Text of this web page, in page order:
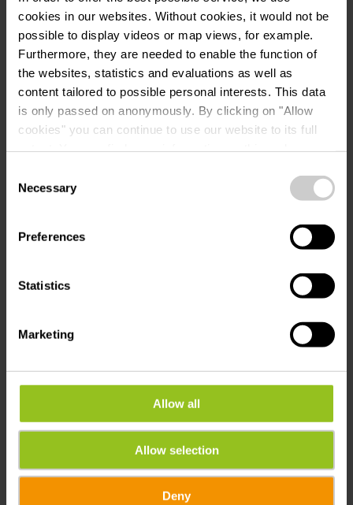
cookies in our websites. Without cookies, it would not be
possible to display videos or map views, for example.
Furthermore, they are needed to enable the function of
the websites, statistics and evaluations as well as
content tailored to possible personal interests. This data
is only passed on anonymously. By clicking on "Allow
cookies" you can continue to use our website to its full
time.
Selection
Necessary
Preferences
Statistics
Marketing
Allow all
Allow selection
Deny
Aanvraag
Uw reisdata
Gasten
Tel.